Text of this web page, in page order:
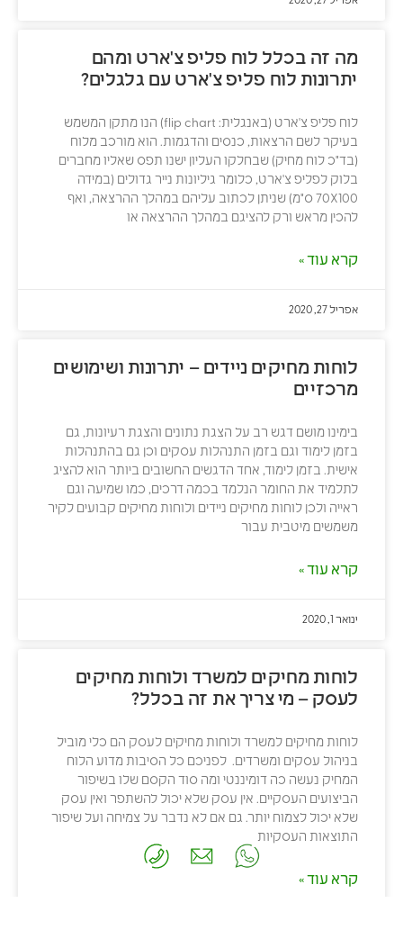
מה זה בכלל לוח פליפ צ'ארט ומהם
יתרונות לוח פליפ צ'ארט עם גלגלים?
לוח פליפ צ'ארט (באנגלית: flip chart) הנו מתקן המשמש
בעיקר לשם הרצאות, כנסים והדגמות. הוא מורכב מלוח
(בד"כ לוח מחיק) שבחלקו העליון ישנו תפס שאליו מחברים
בלוק לפליפ צ'ארט, כלומר גיליונות נייר גדולים (במידה
70X100 ס"מ) שניתן לכתוב עליהם במהלך ההרצאה, ואף
להכין מראש ורק להציגם במהלך ההרצאה או
קרא עוד »
אפריל 27, 2020
לוחות מחיקים ניידים – יתרונות ושימושים
מרכזיים
בימינו מושם דגש רב על הצגת נתונים והצגת רעיונות, גם
בזמן לימוד וגם בזמן התנהלות עסקים וכן גם בהתנהלות
אישית. בזמן לימוד, אחד הדגשים החשובים ביותר הוא להציג
לתלמיד את החומר הנלמד בכמה דרכים, כמו שמיעה וגם
ראייה ולכן לוחות מחיקים ניידים ולוחות מחיקים קבועים לקיר
משמשים מיטבית עבור
קרא עוד »
ינואר 1, 2020
לוחות מחיקים למשרד ולוחות מחיקים
לעסק – מי צריך את זה בכלל?
לוחות מחיקים למשרד ולוחות מחיקים לעסק הם כלי מוביל
בניהול עסקים ומשרדים. לפניכם כל הסיבות מדוע הלוח
המחיק נעשה כה דומיננטי ומה סוד הקסם שלו בשיפור
הביצועים העסקיים. אין עסק שלא יכול להשתפר ואין עסק
שלא יכול לצמוח יותר. גם אם לא נדבר על צמיחה ועל שיפור
התוצאות העסקיות
קרא עוד »